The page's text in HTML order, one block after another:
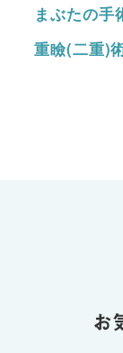
まぶたの手
重瞼(二重)
お